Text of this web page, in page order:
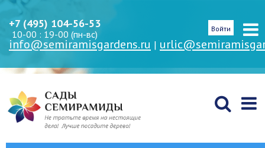
+7 (495) 104-56-53
10-00 : 19-00 (пн-вс)
info@semiramisgardens.ru |
Войти